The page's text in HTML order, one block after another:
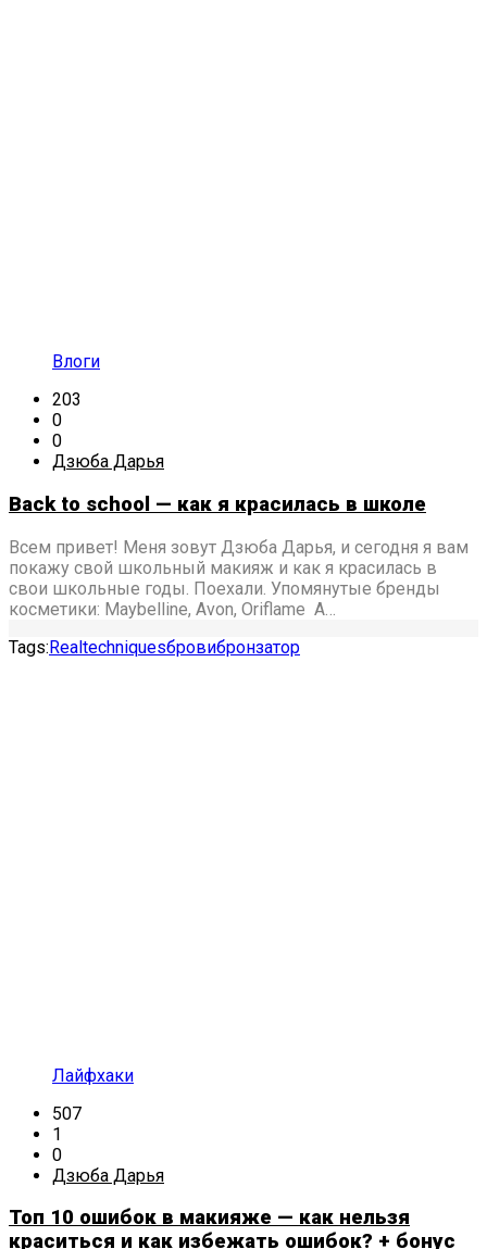
Влоги
203
0
0
Дзюба Дарья
Back to school — как я красилась в школе
Всем привет! Меня зовут Дзюба Дарья, и сегодня я вам
покажу свой школьный макияж и как я красилась в
свои школьные годы. Поехали. Упомянутые бренды
косметики: Maybelline, Avon, Oriflame А…
Tags:Realtechniquesбровибронзатор
Лайфхаки
507
1
0
Дзюба Дарья
Топ 10 ошибок в макияже — как нельзя
краситься и как избежать ошибок? + бонус